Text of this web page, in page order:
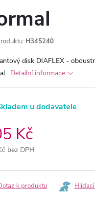
H345240
disk DIAFLEX -
Detailní informace
u dodavatele
Kč
bez DPH
k produktu